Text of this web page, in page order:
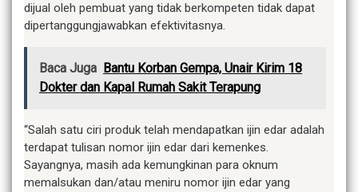
dijual oleh pembuat yang tidak berkompeten tidak dapat
dipertanggungjawabkan efektivitasnya.
Baca Juga Bantu Korban Gempa, Unair Kirim 18
Dokter dan Kapal Rumah Sakit Terapung
“Salah satu ciri produk telah mendapatkan ijin edar adalah
terdapat tulisan nomor ijin edar dari kemenkes.
Sayangnya, masih ada kemungkinan para oknum
memalsukan dan/atau meniru nomor ijin edar yang